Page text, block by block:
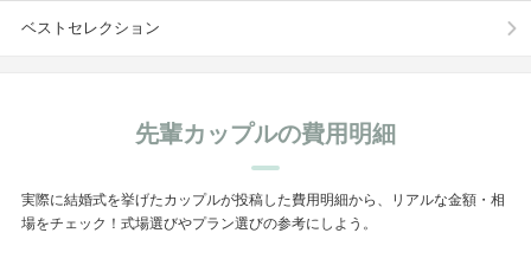
ベストセレクション
先輩カップルの費用明細
実際に結婚式を挙げたカップルが投稿した費用明細から、リアルな金額・相
場をチェック！式場選びやプラン選びの参考にしよう。